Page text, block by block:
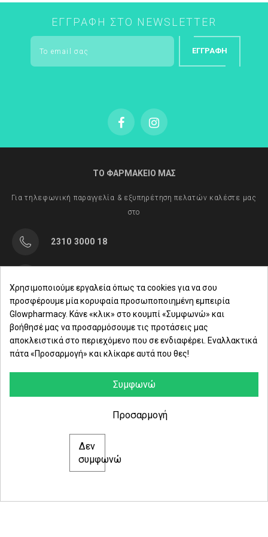
Gourmand – Fruity
ΕΓΓΡΑΦΉ ΣΤΟ NEWSLETTER
ΕΓΓΡΑΦΉ
ΤΟ ΦΑΡΜΑΚΕΙΟ ΜΑΣ
Για τηλεφωνική παραγγελία & εξυπηρέτηση πελατών καλέστε μας
στο
2310 3000 18
Δευ. - Παρ.: 8:00 - 21:00
Σάββατο: 09:00-15:00
ΕΤΑΙΡΕΙΑ
© 2021 glowpharmacy.gr
Χρησιμοποιούμε εργαλεία όπως τα cookies για να σου
προσφέρουμε μία κορυφαία προσωποποιημένη εμπειρία
Glowpharmacy. Κάνε «κλικ» στο κουμπί «Συμφωνώ» και
βοήθησέ μας να προσαρμόσουμε τις προτάσεις μας
αποκλειστικά στο περιεχόμενο που σε ενδιαφέρει. Εναλλακτικά
πάτα «Προσαρμογή» και κλίκαρε αυτά που θες!
Συμφωνώ
Δεν
συμφωνώ
Προσαρμογή